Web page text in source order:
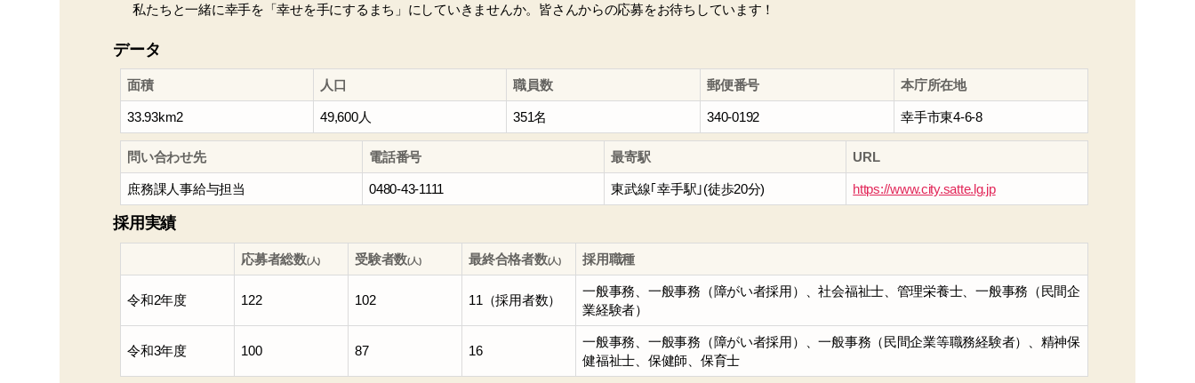
私たちと一緒に幸手を「幸せを手にするまち」にしていきませんか。皆さんからの応募をお待ちしています！
データ
面積 人口 職員数 郵便番号 本庁所在地
33.93km2 49,600人 351名 340-0192 幸手市東4-6-8
問い合わせ先 電話番号 最寄駅 URL
庶務課人事給与担当 0480-43-1111 東武線｢幸手駅｣(徒歩20分) https://www.city.satte.lg.jp
採用実績
応募者総数(人) 受験者数(人) 最終合格者数(人) 採用職種
令和2年度 122 102 11（採用者数）
一般事務、一般事務（障がい者採用）、社会福祉士、管理栄養士、一般事務（民間企
業経験者）
令和3年度 100 87 16
一般事務、一般事務（障がい者採用）、一般事務（民間企業等職務経験者）、精神保
健福祉士、保健師、保育士